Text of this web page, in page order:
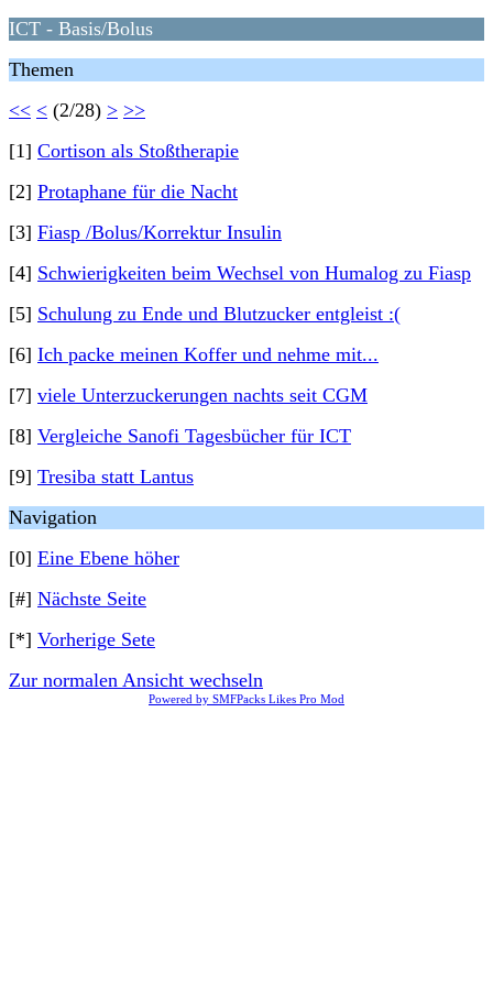
ICT - Basis/Bolus
Themen
<< < (2/28) > >>
[1] Cortison als Stoßtherapie
[2] Protaphane für die Nacht
[3] Fiasp /Bolus/Korrektur Insulin
[4] Schwierigkeiten beim Wechsel von Humalog zu Fiasp
[5] Schulung zu Ende und Blutzucker entgleist :(
[6] Ich packe meinen Koffer und nehme mit...
[7] viele Unterzuckerungen nachts seit CGM
[8] Vergleiche Sanofi Tagesbücher für ICT
[9] Tresiba statt Lantus
Navigation
[0] Eine Ebene höher
[#] Nächste Seite
[*] Vorherige Sete
Zur normalen Ansicht wechseln
Powered by SMFPacks Likes Pro Mod